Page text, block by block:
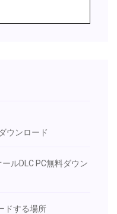
ウンロード
ルDLC PC無料ダウン
ドする場所